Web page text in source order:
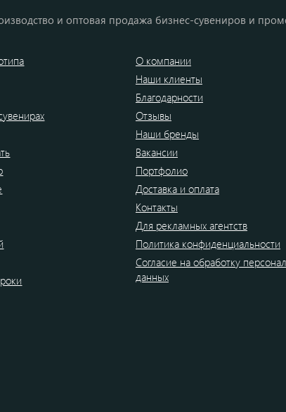
и оптовая продажа бизнес-сувениров и
О компании
Наши клиенты
Благодарности
Отзывы
Наши бренды
Вакансии
Портфолио
Доставка и оплата
Контакты
Для рекламных агентств
Политика конфиденциальности
Согласие на обработку
данных